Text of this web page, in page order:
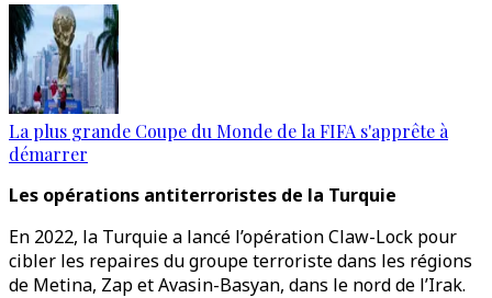
La plus grande Coupe du Monde de la FIFA s'apprête à
démarrer
Les opérations antiterroristes de la Turquie
En 2022, la Turquie a lancé l’opération Claw-Lock pour
cibler les repaires du groupe terroriste dans les régions
de Metina, Zap et Avasin-Basyan, dans le nord de l’Irak.